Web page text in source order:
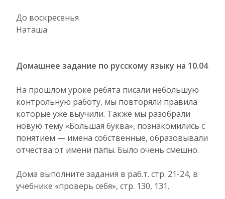
До воскресенья
Наташа
Домашнее задание по русскому языку на 10.04
На прошлом уроке ребята писали небольшую
контрольную работу, мы повторяли правила
которые уже выучили. Также мы разобрали
новую тему «Большая буква», познакомились с
понятием — имена собственные, образовывали
отчества от имени папы. Было очень смешно.
Дома выполните задания в раб.т. стр. 21-24, в
учебнике «проверь себя», стр. 130, 131.